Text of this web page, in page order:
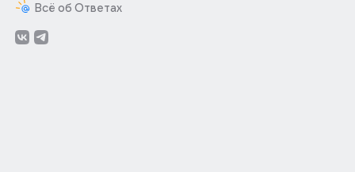
Всё об Ответах